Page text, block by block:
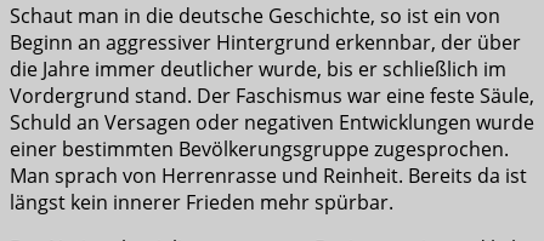
Schaut man in die deutsche Geschichte, so ist ein von
Beginn an aggressiver Hintergrund erkennbar, der über
die Jahre immer deutlicher wurde, bis er schließlich im
Vordergrund stand. Der Faschismus war eine feste Säule,
Schuld an Versagen oder negativen Entwicklungen wurde
einer bestimmten Bevölkerungsgruppe zugesprochen.
Man sprach von Herrenrasse und Reinheit. Bereits da ist
längst kein innerer Frieden mehr spürbar.